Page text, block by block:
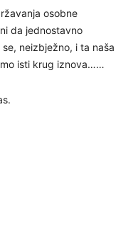
osobne
da jednostavno
neizbježno, i ta naša
isti krug iznova……